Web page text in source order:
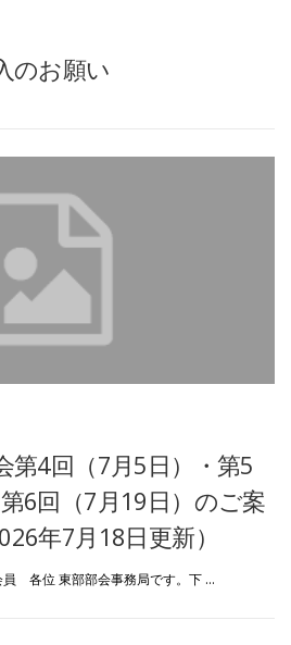
のお願い
第4回（7月5日）・第5
6回（7月19日）のご案
年7月18日更新）
各位 東部部会事務局です。下 …